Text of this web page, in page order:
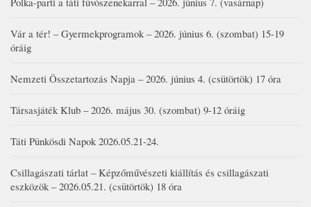
Vár a tér! – Gyermekprogramok – 2026. június 6. (szombat) 15-19
óráig
Nemzeti Összetartozás Napja – 2026. június 4. (csütörtök) 17 óra
Társasjáték Klub – 2026. május 30. (szombat) 9-12 óráig
Táti Pünkösdi Napok 2026.05.21-24.
Csillagászati tárlat – Képzőművészeti kiállítás és csillagászati
eszközök – 2026.05.21. (csütörtök) 18 óra